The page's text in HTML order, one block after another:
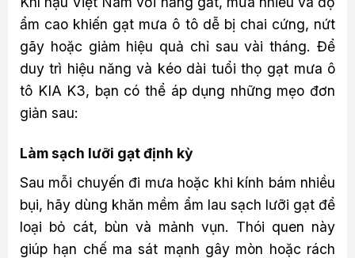
ẩm cao khiến gạt mưa ô tô dễ bị chai cứng, nứt
gãy hoặc giảm hiệu quả chỉ sau vài tháng. Để
duy trì hiệu năng và kéo dài tuổi thọ gạt mưa ô
tô KIA K3, bạn có thể áp dụng những mẹo đơn
giản sau:
Làm sạch lưỡi gạt định kỳ
Sau mỗi chuyến đi mưa hoặc khi kính bám nhiều
bụi, hãy dùng khăn mềm ẩm lau sạch lưỡi gạt để
loại bỏ cát, bùn và mảnh vụn. Thói quen này
giúp hạn chế ma sát mạnh gây mòn hoặc rách